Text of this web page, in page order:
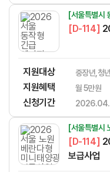
[서울특별시
[D-114]
지원대상 중장년,청
지원혜택 월 5만원
신청기간
[서울특별시
[D-114]
보급사업